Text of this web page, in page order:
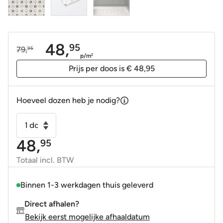
79,95
Oorspronkelijke
48,95
Huidige
p/m2
Prijs per doos is € 48,95
Hoeveel dozen heb je nodig?
Wandtegel
vintage
Karlsplatz
20x20cm
aantal
48,95
Totaal incl. BTW
Binnen 1-3 werkdagen thuis geleverd
Direct afhalen?
Bekijk eerst mogelijke afhaaldatum